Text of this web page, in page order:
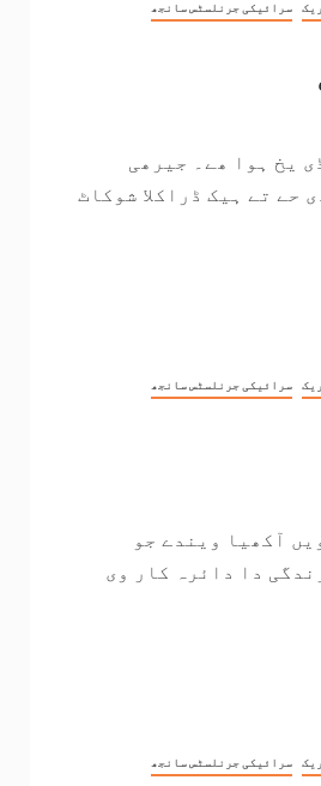
سرائیکی جرنلسٹس سانجھ
یخ ہوا ھے۔ جیرھی
حے تے ہیک ڈراکلا شوکاٹ
سرائیکی جرنلسٹس سانجھ
آکھیا ویندے جو
دا دائرہ کار وی
سرائیکی جرنلسٹس سانجھ